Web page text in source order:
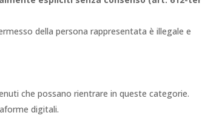
della persona rappresentata è illegale e
che possano rientrare in queste categorie.
digitali.